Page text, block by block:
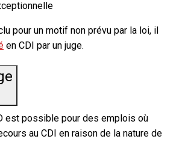
pour un motif non prévu par la loi, il
en CDI par un juge.
est possible pour des emplois où
au CDI en raison de la nature de